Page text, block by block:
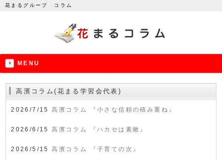
花まるグループ コラム
MENU
高濱コラム(花まる学習会代表)
2026/7/15 高濱コラム 『小さな信頼の積み重ね』
2026/6/15 高濱コラム 『ハカセは素敵』
2026/5/15 高濱コラム 『子育ての次』